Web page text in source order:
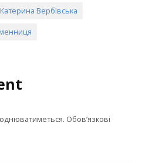
Катерина Вербівська
Обов’язкові